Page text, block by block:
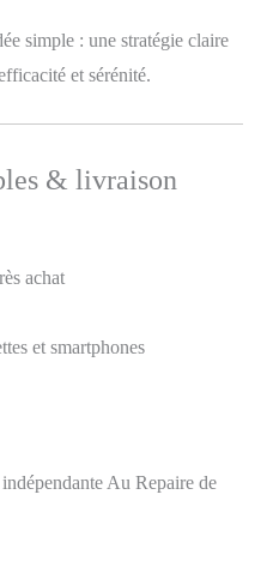
simple : une stratégie claire
et sérénité.
& livraison
achat
et smartphones
Au Repaire de